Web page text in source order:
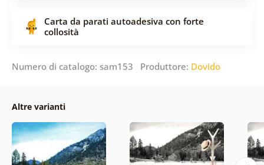
Carta da parati autoadesiva con forte
collosità
Numero di catalogo: sam153 Produttore: Dovido
Altre varianti